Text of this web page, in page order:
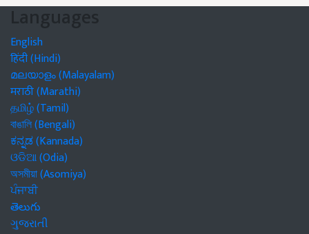
Languages
English
हिंदी (Hindi)
മലയാളം (Malayalam)
मराठी (Marathi)
தமிழ் (Tamil)
বাঙালি (Bengali)
ಕನ್ನಡ (Kannada)
ଓଡିଆ (Odia)
অসমীয়া (Asomiya)
ਪੰਜਾਬੀ
తెలుగు
ગુજરાતી